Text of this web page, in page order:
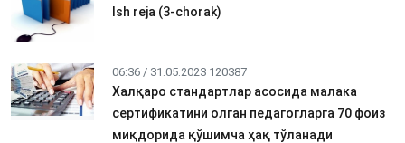
Ish reja (3-chorak)
06:36 / 31.05.2023 120387
Халқаро стандартлар асосида малака
сертификатини олган педагогларга 70 фоиз
миқдорида қўшимча ҳақ тўланади